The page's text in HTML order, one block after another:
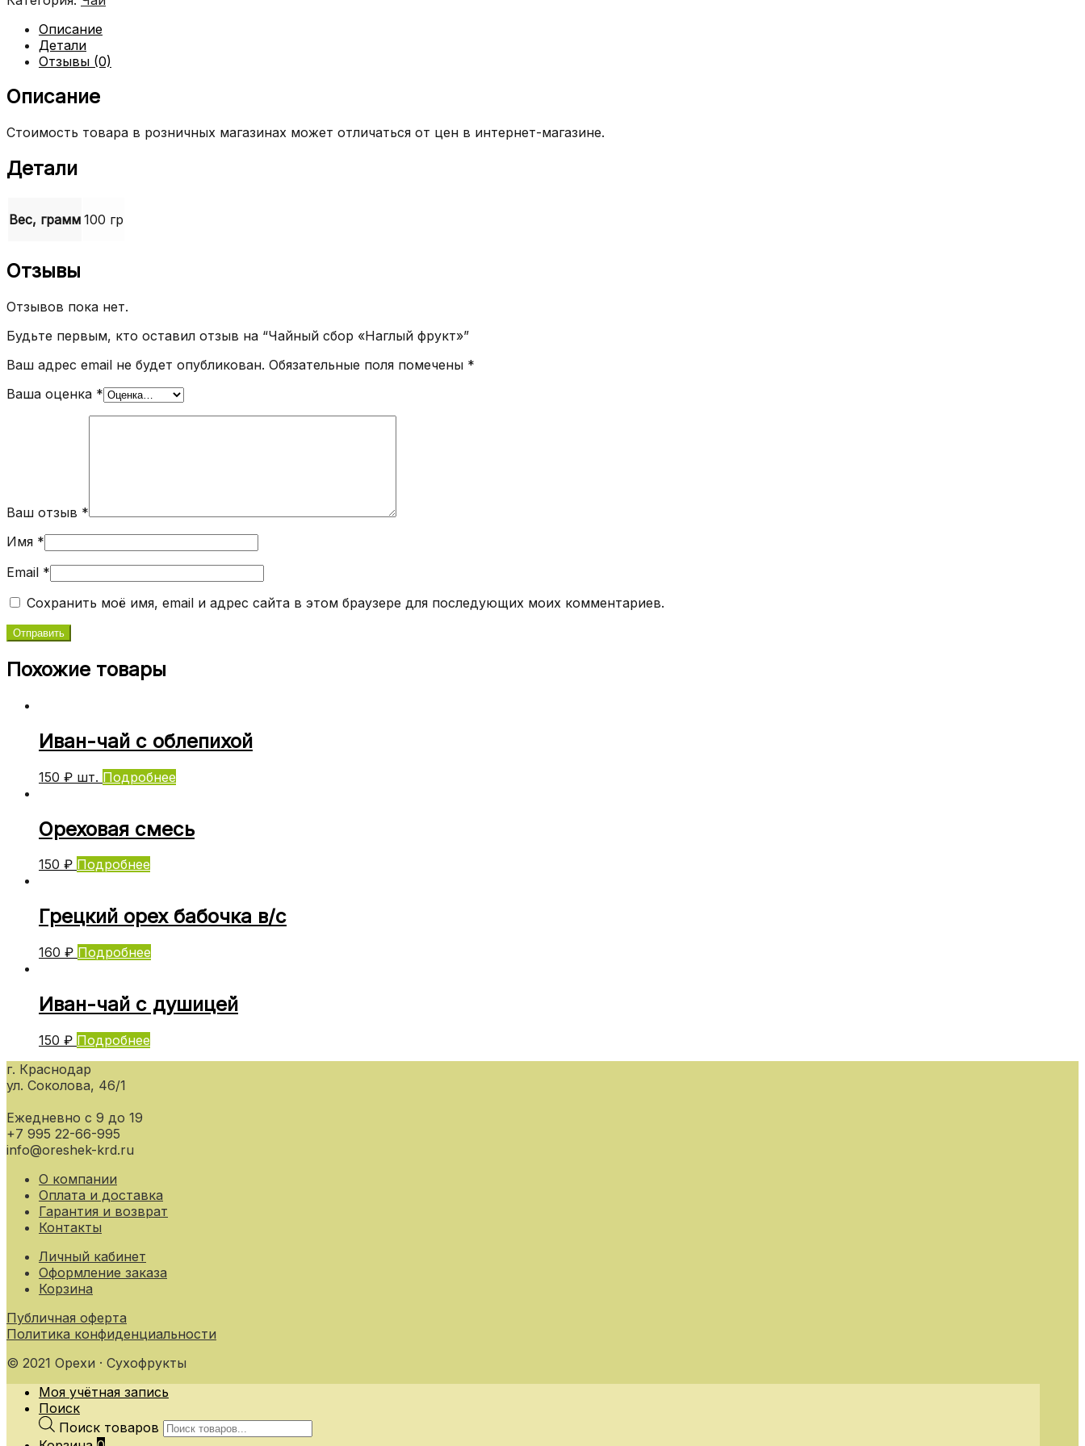
Описание
Детали
Отзывы (0)
Описание
Стоимость товара в розничных магазинах может отличаться от цен в интернет-магазине.
Детали
Вес, грамм 100 гр
Отзывы
Отзывов пока нет.
Будьте первым, кто оставил отзыв на “Чайный сбор «Наглый фрукт»”
Ваш адрес email не будет опубликован. Обязательные поля помечены *
Ваша оценка *
Ваш отзыв *
Имя *
Email *
Сохранить моё имя, email и адрес сайта в этом браузере для последующих моих комментариев.
Похожие товары
Иван-чай с облепихой
150 ₽ шт. Подробнее
Ореховая смесь
150 ₽ Подробнее
Грецкий орех бабочка в/с
160 ₽ Подробнее
Иван-чай с душицей
150 ₽ Подробнее
г. Краснодар
ул. Соколова, 46/1
Ежедневно с 9 до 19
+7 995 22-66-995
info@oreshek-krd.ru
О компании
Оплата и доставка
Гарантия и возврат
Контакты
Личный кабинет
Оформление заказа
Корзина
Публичная оферта
Политика конфиденциальности
© 2021 Орехи · Сухофрукты
Моя учётная запись
Поиск
Поиск товаров